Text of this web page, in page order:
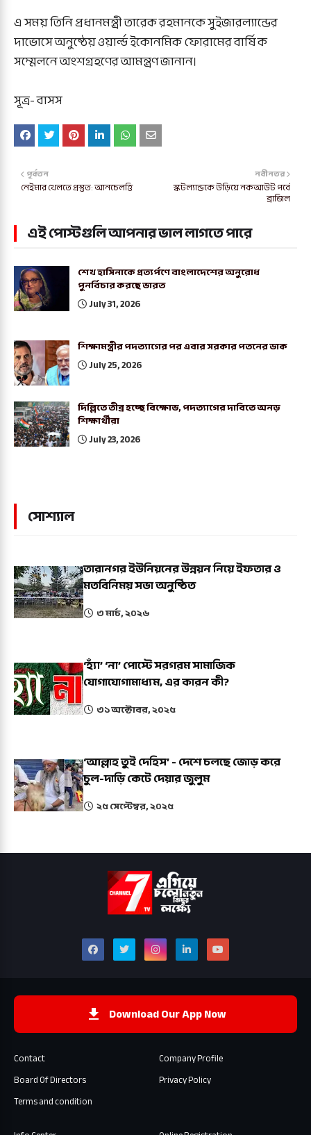
এ সময় তিনি প্রধানমন্ত্রী তারেক রহমানকে সুইজারল্যান্ডের
দাভোসে অনুষ্ঠেয় ওয়ার্ল্ড ইকোনমিক ফোরামের বার্ষিক
সম্মেলনে অংশগ্রহণের আমন্ত্রণ জানান।
সূত্র- বাসস
নবীনতর
স্কটল্যান্ডকে উড়িয়ে নকআউট পর্বে
ব্রাজিল
পূর্বতন
নেইমার খেলতে প্রস্তুত: আনচেলত্তি
এই পোস্টগুলি আপনার ভাল লাগতে পারে
শেখ হাসিনাকে প্রত্যর্পণে বাংলাদেশের অনুরোধ
পুনর্বিচার করছে ভারত
July 31, 2026
শিক্ষামন্ত্রীর পদত্যাগের পর এবার সরকার পতনের ডাক
July 25, 2026
দিল্লিতে তীব্র হচ্ছে বিক্ষোভ, পদত্যাগের দাবিতে অনড়
শিক্ষার্থীরা
July 23, 2026
সোশ্যাল
তারানগর ইউনিয়নের উন্নয়ন নিয়ে ইফতার ও
মতবিনিময় সভা অনুষ্ঠিত
৩ মার্চ, ২০২৬
‘হ্যাঁ’ ‘না’ পোস্টে সরগরম সামাজিক
যোগাযোগামাধ্যম, এর কারন কী?
৩১ অক্টোবর, ২০২৫
‘আল্লাহ তুই দেহিস’ - দেশে চলছে জোড় করে
চুল-দাড়ি কেটে দেয়ার জুলুম
২৫ সেপ্টেম্বর, ২০২৫
Download Our App Now
Contact
Company Profile
Board Of Directors
Privacy Policy
Terms and condition